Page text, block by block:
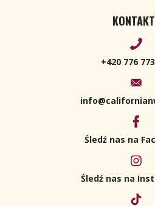
+420 776
Śledź nas na
Śledź nas na